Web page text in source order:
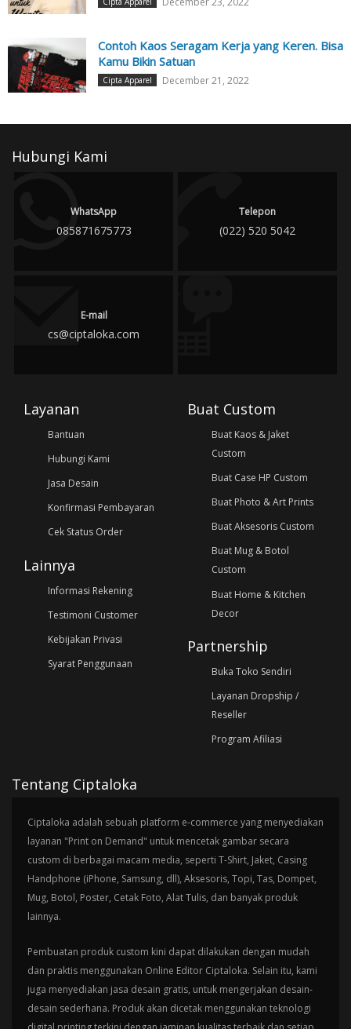
Contoh Kaos Seragam Kerja yang Keren. Bisa
Kamu Bikin Satuan
Cipta Apparel December 21, 2022
Hubungi Kami
WhatsApp
085871675773
Telepon
(022) 520 5042
E-mail
cs@ciptaloka.com
Layanan
Bantuan
Hubungi Kami
Jasa Desain
Konfirmasi Pembayaran
Cek Status Order
Lainnya
Informasi Rekening
Testimoni Customer
Kebijakan Privasi
Syarat Penggunaan
Buat Custom
Buat Kaos & Jaket
Custom
Buat Case HP Custom
Buat Photo & Art Prints
Buat Aksesoris Custom
Buat Mug & Botol
Custom
Buat Home & Kitchen
Decor
Partnership
Buka Toko Sendiri
Layanan Dropship /
Reseller
Program Afiliasi
Tentang Ciptaloka
Ciptaloka adalah sebuah platform e-commerce yang menyediakan
layanan "Print on Demand" untuk mencetak gambar secara
custom di berbagai macam media, seperti T-Shirt, Jaket, Casing
Handphone (iPhone, Samsung, dll), Aksesoris, Topi, Tas, Dompet,
Mug, Botol, Poster, Cetak Foto, Alat Tulis, dan banyak produk
lainnya.
Pembuatan produk custom kini dapat dilakukan dengan mudah
dan praktis menggunakan Online Editor Ciptaloka. Selain itu, kami
juga menyediakan jasa desain gratis, untuk mengerjakan desain-
desain sederhana. Produk akan dicetak menggunakan teknologi